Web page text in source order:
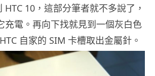
10，這部分筆者就不多說了，
充電。再向下找就見到一個灰白色
自家的 SIM 卡槽取出金屬針。